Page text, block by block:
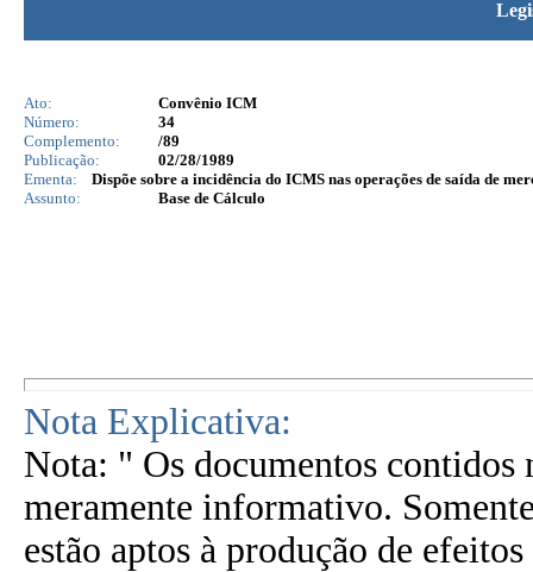
Ato:
Convênio ICM
Número:
34
Complemento:
/89
Publicação:
02/28/1989
Ementa:
Dispõe sobre a incidência do ICMS nas operações de saída de
Assunto:
Base de Cálculo
Nota Explicativa:
Nota: " Os documentos contidos
meramente informativo.
estão aptos à produção de